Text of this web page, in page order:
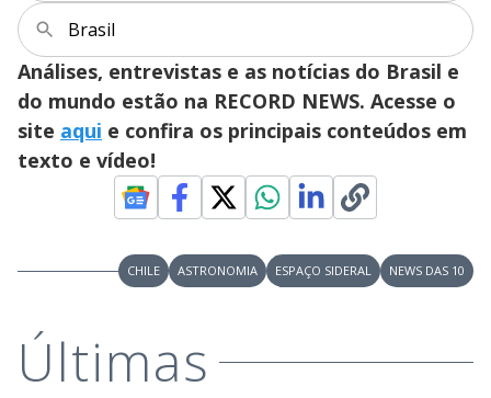
Brasil
Análises, entrevistas e as notícias do Brasil e
do mundo estão na RECORD NEWS. Acesse o
site aqui e confira os principais conteúdos em
texto e vídeo!
CHILE ASTRONOMIA ESPAÇO SIDERAL NEWS DAS 10
Últimas